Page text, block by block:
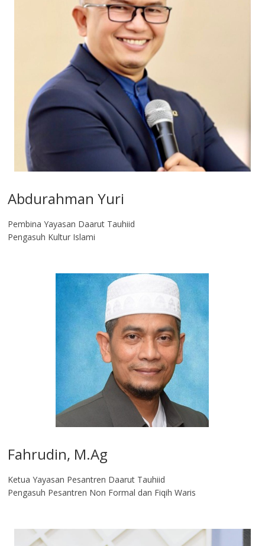
Abdurahman Yuri
Pembina Yayasan Daarut Tauhiid
Pengasuh Kultur Islami
Fahrudin, M.Ag​
Ketua Yayasan Pesantren Daarut Tauhiid
Pengasuh Pesantren Non Formal dan Fiqih Waris